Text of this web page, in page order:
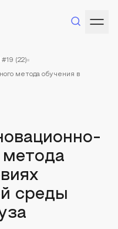
(22)
метода обучения в
метода
среды